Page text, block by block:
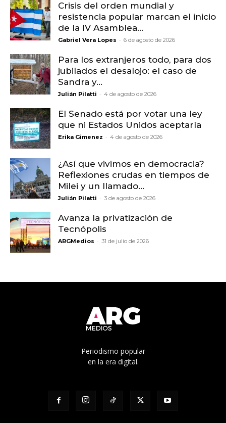
Crisis del orden mundial y
resistencia popular marcan el inicio
de la IV Asamblea...
Gabriel Vera Lopes - 6 de agosto de 2026
Para los extranjeros todo, para dos
jubilados el desalojo: el caso de
Sandra y...
Julián Pilatti - 4 de agosto de 2026
El Senado está por votar una ley
que ni Estados Unidos aceptaría
Erika Gimenez - 4 de agosto de 2026
¿Así que vivimos en democracia?
Reflexiones crudas en tiempos de
Milei y un llamado...
Julián Pilatti - 3 de agosto de 2026
Avanza la privatización de
Tecnópolis
ARGMedios - 31 de julio de 2026
Periodismo popular
en la era digital.